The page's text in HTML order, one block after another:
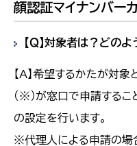
顔認証マイナンバー
【Ｑ】対象者は？どの
【A】希望するかたが対
（※）が窓口で申請するこ
の設定を行います。
※代理人による申請の場